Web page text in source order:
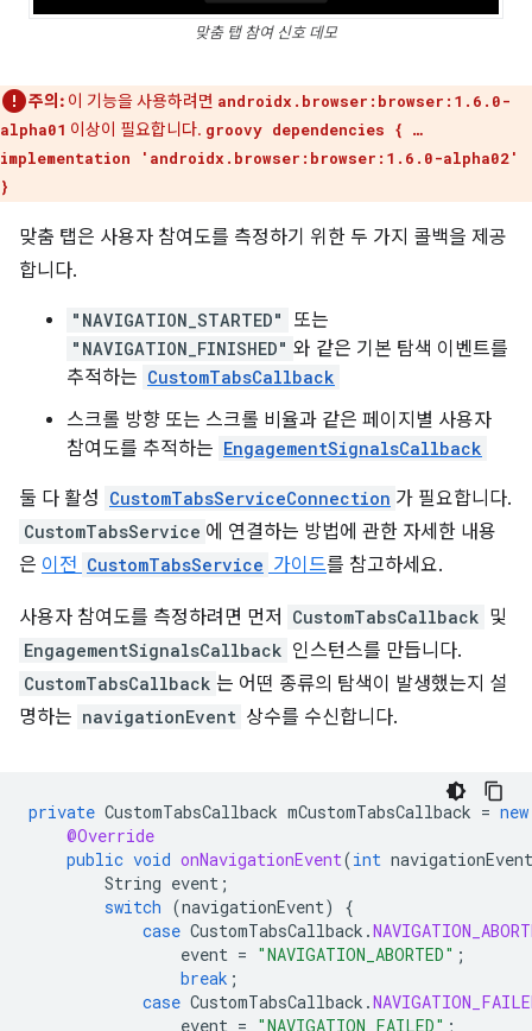
맞춤 탭 참여 신호 데모
주의: 이 기능을 사용하려면 androidx.browser:browser:1.6.0-
alpha01 이상이 필요합니다. groovy dependencies { …
implementation 'androidx.browser:browser:1.6.0-alpha02'
}
맞춤 탭은 사용자 참여도를 측정하기 위한 두 가지 콜백을 제공
합니다.
"NAVIGATION_STARTED" 또는
"NAVIGATION_FINISHED" 와 같은 기본 탐색 이벤트를
추적하는 CustomTabsCallback
스크롤 방향 또는 스크롤 비율과 같은 페이지별 사용자
참여도를 추적하는 EngagementSignalsCallback
둘 다 활성 CustomTabsServiceConnection 가 필요합니다.
CustomTabsService 에 연결하는 방법에 관한 자세한 내용
은 이전 CustomTabsService 가이드를 참고하세요.
사용자 참여도를 측정하려면 먼저 CustomTabsCallback 및
EngagementSignalsCallback 인스턴스를 만듭니다.
CustomTabsCallback 는 어떤 종류의 탐색이 발생했는지 설
명하는 navigationEvent 상수를 수신합니다.
private CustomTabsCallback mCustomTabsCallback = new
@Override
public void onNavigationEvent(int navigationEvent
String event ;
switch (navigationEvent)
{
case CustomTabsCallback .
event = "NAVIGATION_ABORTED" ;
break ;
case CustomTabsCallback .
event = "NAVIGATION_FAILED" ;